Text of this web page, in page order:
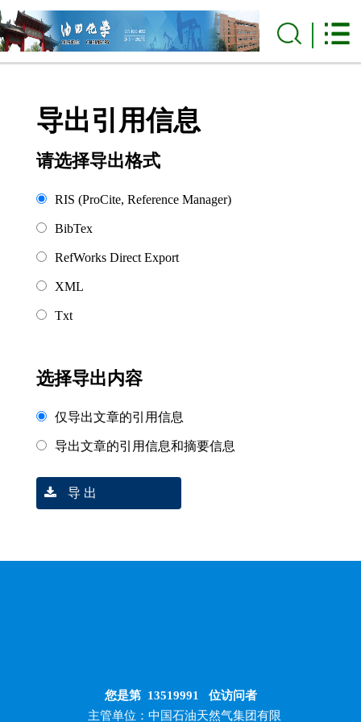
导出引用信息
请选择导出格式
RIS (ProCite, Reference Manager)
BibTex
RefWorks Direct Export
XML
Txt
选择导出内容
仅导出文章的引用信息
导出文章的引用信息和摘要信息
导 出
您是第 13519991 位访问者
主管单位：中国石油天然气集团有限